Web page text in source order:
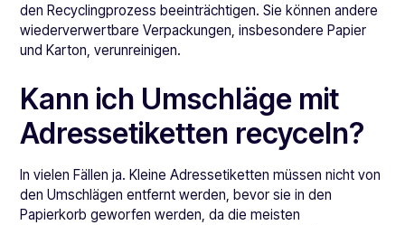
den Recyclingprozess beeinträchtigen. Sie können andere
wiederverwertbare Verpackungen, insbesondere Papier
und Karton, verunreinigen.
Kann ich Umschläge mit
Adressetiketten recyceln?
In vielen Fällen ja. Kleine Adressetiketten müssen nicht von
den Umschlägen entfernt werden, bevor sie in den
Papierkorb geworfen werden, da die meisten